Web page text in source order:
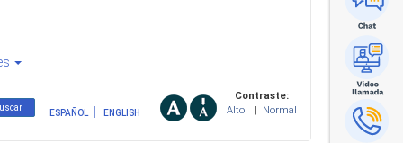
Contraste:
Alto
| Normal
ESPAÑOL ENGLISH